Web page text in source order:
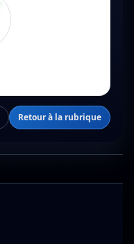
Retour à la rubrique